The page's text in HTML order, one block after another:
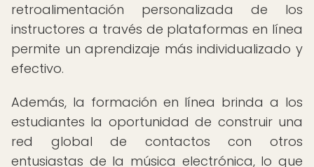
retroalimentación personalizada de los
instructores a través de plataformas en línea
permite un aprendizaje más individualizado y
efectivo.
Además, la formación en línea brinda a los
estudiantes la oportunidad de construir una
red global de contactos con otros
entusiastas de la música electrónica, lo que